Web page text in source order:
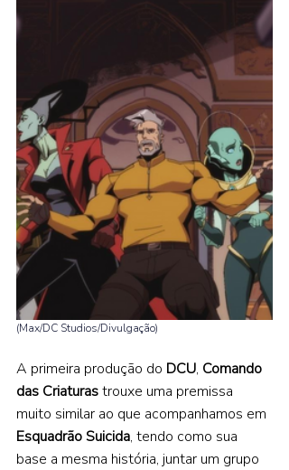
(Max/DC Studios/Divulgação)
A primeira produção do DCU, Comando
das Criaturas trouxe uma premissa
muito similar ao que acompanhamos em
Esquadrão Suicida, tendo como sua
base a mesma história, juntar um grupo